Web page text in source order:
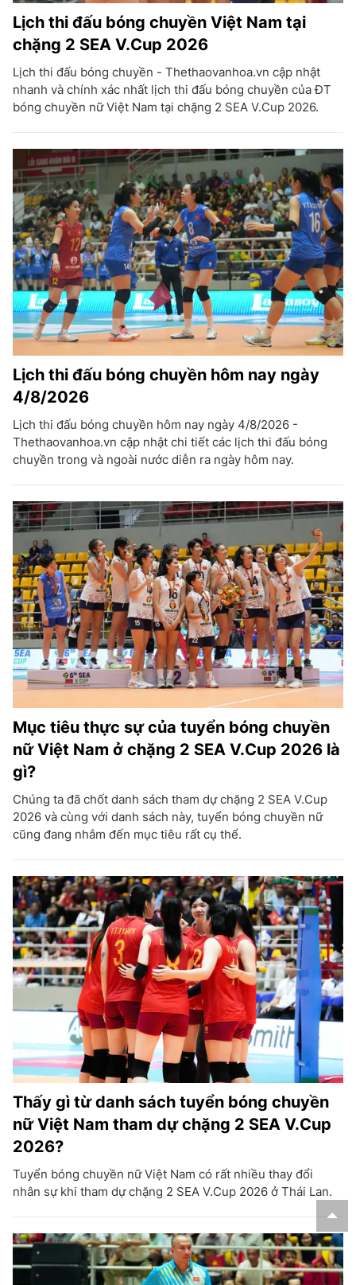
Lịch thi đấu bóng chuyền Việt Nam tại
chặng 2 SEA V.Cup 2026
Lịch thi đấu bóng chuyền - Thethaovanhoa.vn cập nhật
nhanh và chính xác nhất lịch thi đấu bóng chuyền của ĐT
bóng chuyền nữ Việt Nam tại chặng 2 SEA V.Cup 2026.
Lịch thi đấu bóng chuyền hôm nay ngày
4/8/2026
Lịch thi đấu bóng chuyền hôm nay ngày 4/8/2026 -
Thethaovanhoa.vn cập nhật chi tiết các lịch thi đấu bóng
chuyền trong và ngoài nước diễn ra ngày hôm nay.
Mục tiêu thực sự của tuyển bóng chuyền
nữ Việt Nam ở chặng 2 SEA V.Cup 2026 là
gì?
Chúng ta đã chốt danh sách tham dự chặng 2 SEA V.Cup
2026 và cùng với danh sách này, tuyển bóng chuyền nữ
cũng đang nhắm đến mục tiêu rất cụ thể.
Thấy gì từ danh sách tuyển bóng chuyền
nữ Việt Nam tham dự chặng 2 SEA V.Cup
2026?
Tuyển bóng chuyền nữ Việt Nam có rất nhiều thay đổi
nhân sự khi tham dự chặng 2 SEA V.Cup 2026 ở Thái Lan.